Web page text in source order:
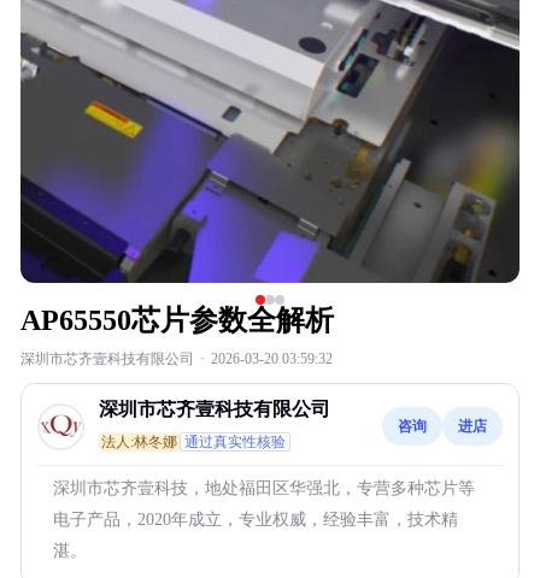
AP65550芯片参数全解析
深圳市芯齐壹科技有限公司 · 2026-03-20 03:59:32
深圳市芯齐壹科技有限公司
法人:林冬娜 通过真实性核验
咨询 进店
深圳市芯齐壹科技，地处福田区华强北，专营多种芯片等
电子产品，2020年成立，专业权威，经验丰富，技术精
湛。